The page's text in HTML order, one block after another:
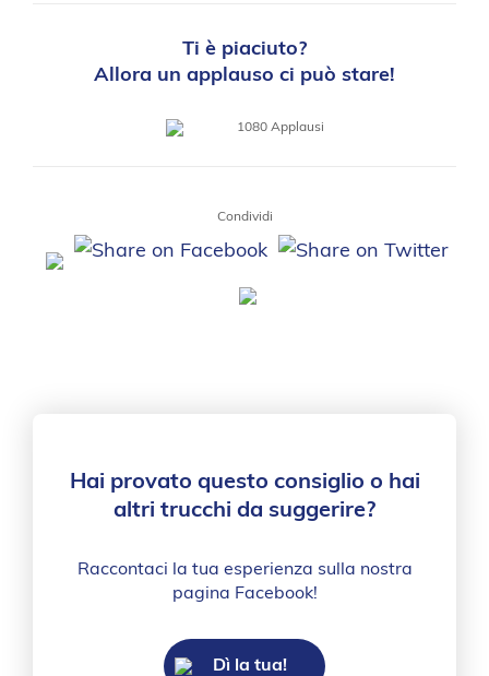
Ti è piaciuto?
Allora un applauso ci può stare!
1080Applausi
Condividi
Hai provato questo consiglio o hai
altri trucchi da suggerire?
Raccontaci la tua esperienza sulla nostra
pagina Facebook!
Dì la tua!